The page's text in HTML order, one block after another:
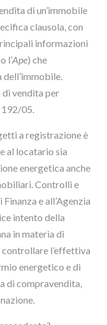
di un’immobile
clausola, con
informazioni
l’Ape) che
di vendita per
192/05.
a registrazione è
al locatario sia
energetica anche
Controlli e
e all’Agenzia
intento della
in materia di
l’effettiva
energetico e di
di compravendita,